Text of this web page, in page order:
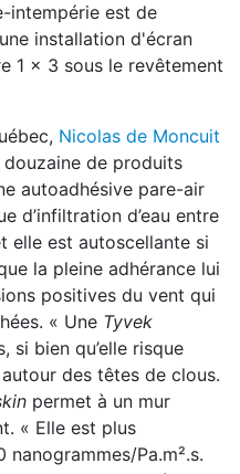
intempérie est de
installation d'écran
1 x 3 sous le revêtement
Nicolas de Moncuit
de produits
autoadhésive pare-air
d’infiltration d’eau entre
elle est autoscellante si
la pleine adhérance lui
positives du vent qui
« Une Tyvek
si bien qu’elle risque
des têtes de clous.
permet à un mur
« Elle est plus
Pa.m².s.